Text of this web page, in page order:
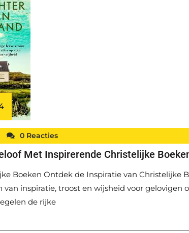
0 Reacties
Met Inspirerende Christelijke
Boeken Ontdek de Inspiratie van Christelijke
van inspiratie, troost en wijsheid voor gelovigen
de rijke